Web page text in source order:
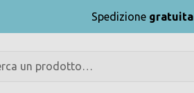
Spedizione gratuita